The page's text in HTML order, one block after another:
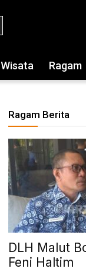
Wisata Ragam
Ragam Berita
DLH Malut
Feni Haltim